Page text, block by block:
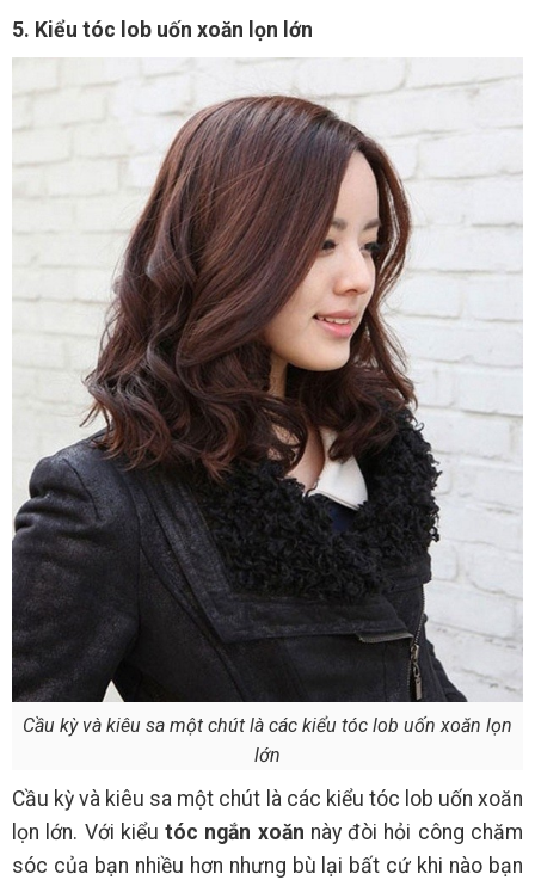
5. Kiểu tóc lob uốn xoăn lọn lớn
Cầu kỳ và kiêu sa một chút là các kiểu tóc lob uốn xoăn lọn
lớn
Cầu kỳ và kiêu sa một chút là các kiểu tóc lob uốn xoăn
lọn lớn. Với kiểutóc ngắn xoăn này đòi hỏi công chăm
sóc của bạn nhiều hơn nhưng bù lại bất cứ khi nào bạn